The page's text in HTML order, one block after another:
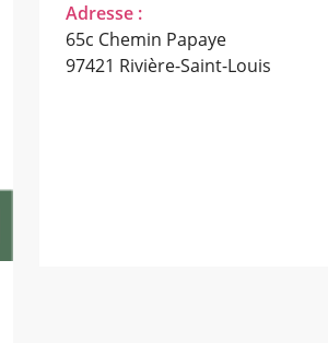
Adresse :
65c Chemin Papaye
97421 Rivière-Saint-Louis